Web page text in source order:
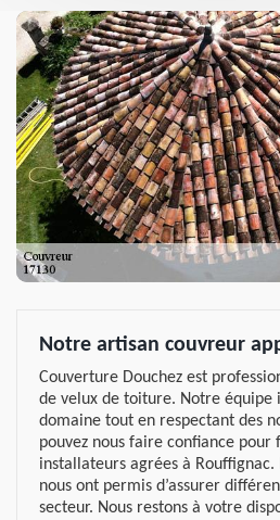
Notre artisan couvreur
Couverture Douchez est
de velux de toiture. Notre équipe
domaine tout en respectant des
pouvez nous faire confiance
installateurs agrées à
nous ont permis d’assurer
secteur. Nous restons à votre